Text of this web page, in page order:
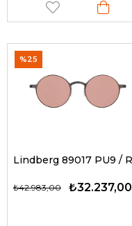
₺32.237,00
₺42.983,00
%25